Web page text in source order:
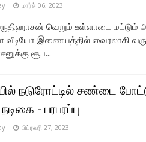
மார்ச் 06, 2023
வெறும் உள்ளாடை
வீடியோ இணையத்தில் வைரலாகி
சூப...
நடுரோட்டில் சண்டை
- பரபரப்பு
பிப்ரவரி 27, 2023